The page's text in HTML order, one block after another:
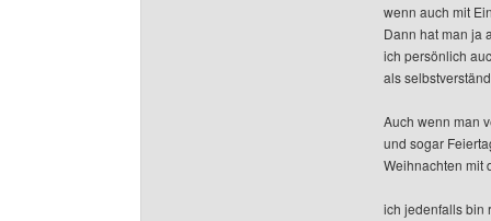
wenn auch mit
Dann hat man ja
ich persönlich
als
Auch wenn man
und sogar
Weihnachten mit
ich jedenfalls bin